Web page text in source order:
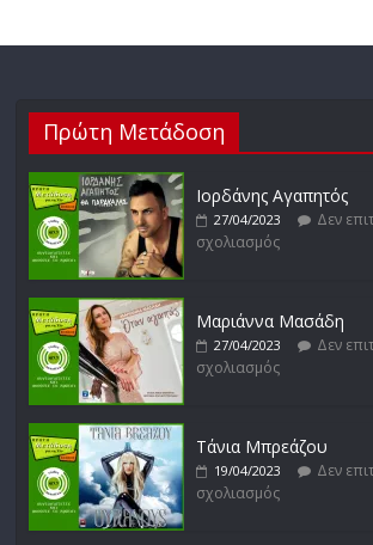
27/01/2023
σχολιασμός
Απόστολος Ρίζος
σχολιασμός
σχολιασμός
Πρώτη Μετάδοση
Ιορδάνης Αγαπητός
27/04/2023
Δεν
σχολιασμός
Μαριάννα Μασάδη
27/04/2023
Δεν
σχολιασμός
Τάνια Μπρεάζου
19/04/2023
Δεν
σχολιασμός